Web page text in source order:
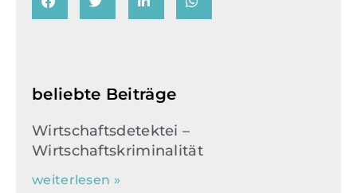
beliebte Beiträge
Wirtschaftsdetektei –
Wirtschaftskriminalität
weiterlesen »